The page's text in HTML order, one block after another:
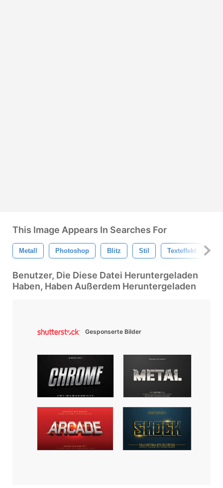
This Image Appears In Searches For
Metall Photoshop Blitz Stil Texteffekt
Benutzer, Die Diese Datei Heruntergeladen
Haben, Haben Außerdem Heruntergeladen
Gesponserte Bilder